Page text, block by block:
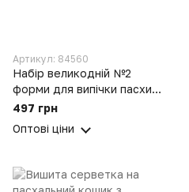
Артикул: 84560
Набір великодній №2
форми для випічки пасхи
та сирної паски 10 стрічок
великодня
497 грн
Оптові ціни